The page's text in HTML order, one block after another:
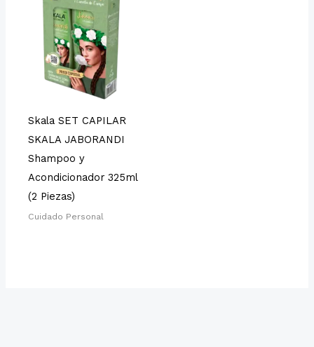
Skala SET CAPILAR
SKALA JABORANDI
Shampoo y
Acondicionador 325ml
(2 Piezas)
Cuidado Personal